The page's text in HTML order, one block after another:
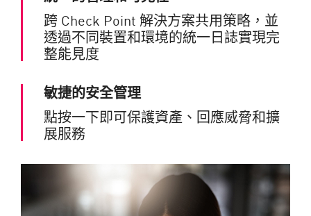
跨 Check Point 解決方案共用策略，並
透過不同裝置和環境的統一日誌實現完
整能見度
敏捷的安全管理
點按一下即可保護資產、回應威脅和擴
展服務